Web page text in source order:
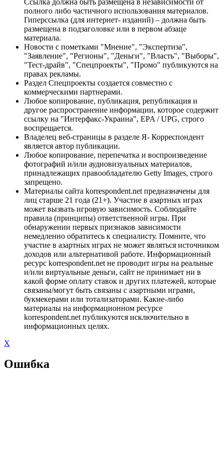
полного либо частичного использования материалов.
Гиперссылка (для интернет- изданий) – должна быть
размещена в подзаголовке или в первом абзаце
материала.
Новости с пометками "Мнение", "Экспертиза",
"Заявление", "Регионы", "Деньги", "Власть", "Выборы",
"Тест-драйв", "Спецпроекты", "Промо" публикуются на
правах рекламы.
Раздел Спецпроекты создается совместно с
коммерческими партнерами.
Любое копирование, публикация, републикация и
другое распространение информации, которое содержит
ссылку на "Интерфакс-Украина", EPA / UPG, строго
воспрещается.
Владелец веб-страницы в разделе Я- Корреспондент
является автор публикации.
Любое копирование, перепечатка и воспроизведение
фотографий и/или аудиовизуальных материалов,
принадлежащих правообладателю Getty Images, строго
запрещено.
Материалы сайта korrespondent.net предназначены для
лиц старше 21 года (21+). Участие в азартных играх
может вызвать игровую зависимость. Соблюдайте
правила (принципы) ответственной игры. При
обнаружении первых признаков зависимости
немедленно обратитесь к специалисту. Помните, что
участие в азартных играх не может являться источником
доходов или альтернативой работе. Информационный
ресурс korrespondent.net не проводит игры на реальные
и/или виртуальные деньги, сайт не принимает ни в
какой форме оплату ставок и других платежей, которые
связаны/могут быть связаны с азартными играми,
букмекерами или тотализаторами. Какие-либо
материалы на информационном ресурсе
korrespondent.net публикуются исключительно в
информационных целях.
X
Ошибка